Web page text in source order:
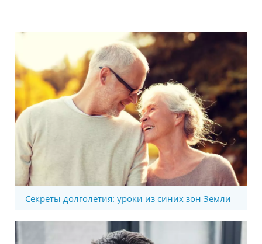
Секреты долголетия: уроки из синих зон Земли